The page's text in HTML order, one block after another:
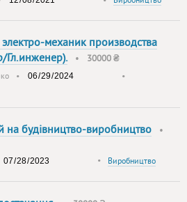
механик производства
Гл.инженер).• 30000 ₴
•
•
на будівництво-виробництво •
• Виробництво